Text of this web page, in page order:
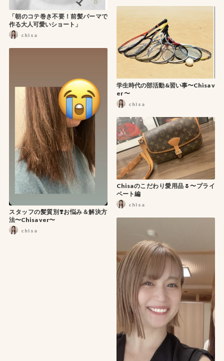
「朝のコテ巻き不要！前髪パーマで
作る大人可愛いショート」
chisa
学生時代の部活動&習い事〜Chisa v
er 〜
chisa
スタッフの髪質別❣️お悩み＆解決方
法〜Chisa ver〜
chisa
Chisaのこだわり愛用品🌷〜プライ
ベート編
chisa